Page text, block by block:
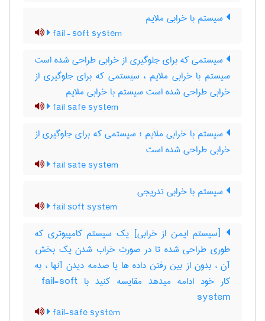
سیستم با خرابی ملایم
fail – soft system
سیستمی که برای جلوگیری از خرابی طراحی شده است
سیستم با خرابی ملایم ، سیستمی که برای جلوگیری از
خرابی طراحی شده است سیستم با خرابی ملایم
fail safe system
سیستم با خرابی ملایم ؛ سیستمی که برای جلوگیری از
خرابی طراحی شده است
fail sate system
سیستم با خرابی تدریجی
fail soft system
[سیستم ایمن از خرابی] یک سیستم کامپیوتری که
طوری طراحی شده تا در صورت خراب شدن یک بخش
آن ، بدون از بین رفتن داده ها یا صدمه دیدن آنها ، به
کار خود ادامه میدهد مقایسه کنید با ‎ fail-soft
system
fail-safe system